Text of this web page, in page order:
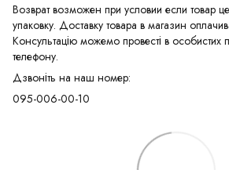
Возврат возможен при условии если товар
упаковку. Доставку товара в магазин
Консультацію можемо провесті в особистих
телефону.
Дзвоніть на наш номер:
095-006-00-10